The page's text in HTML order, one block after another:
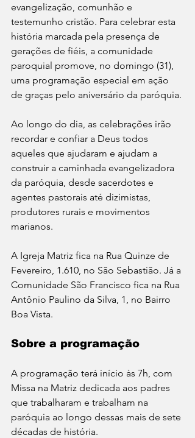
evangelização, comunhão e
testemunho cristão. Para celebrar esta
história marcada pela presença de
gerações de fiéis, a comunidade
paroquial promove, no domingo (31),
uma programação especial em ação
de graças pelo aniversário da paróquia.
Ao longo do dia, as celebrações irão
recordar e confiar a Deus todos
aqueles que ajudaram e ajudam a
construir a caminhada evangelizadora
da paróquia, desde sacerdotes e
agentes pastorais até dizimistas,
produtores rurais e movimentos
marianos.
A Igreja Matriz fica na Rua Quinze de
Fevereiro, 1.610, no São Sebastião. Já a
Comunidade São Francisco fica na Rua
Antônio Paulino da Silva, 1, no Bairro
Boa Vista.
Sobre a programação
A programação terá início às 7h, com
Missa na Matriz dedicada aos padres
que trabalharam e trabalham na
paróquia ao longo dessas mais de sete
décadas de história.